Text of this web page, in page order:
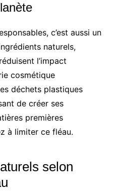
c’est aussi un
naturels,
l’impact
cosmétique
déchets plastiques
de créer ses
premières
à limiter ce fléau.
selon